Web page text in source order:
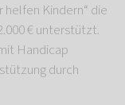
helfen Kindern“ die
€ unterstützt.
Handicap
durch